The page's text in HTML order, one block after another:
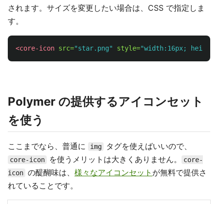
されます。サイズを変更したい場合は、CSS で指定しま
す。
<core-icon src="star.png" style="width:16px;
Polymer の提供するアイコンセット
を使う
ここまでなら、普通に img タグを使えばいいので、
core-icon を使うメリットは大きくありません。
core-
icon の醍醐味は、 様々なアイコンセット が無料で提供さ
れていることです。